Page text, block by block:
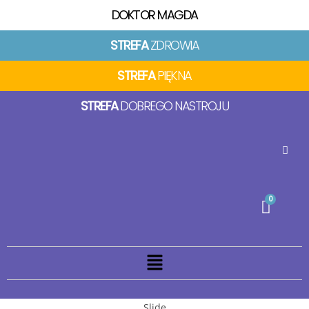
DOKTOR MAGDA
STREFAZDROWIA
STREFAPIĘKNA
STREFADOBREGO NASTROJU